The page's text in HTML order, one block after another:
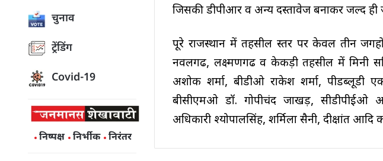
चुनाव
ट्रेंडिंग
Covid-19
निष्पक्ष निर्भीक निरंतर
जिसकी डीपीआर व अन्य दस्तावेज बनाकर जल्द
पूरे राजस्थान में तहसील स्तर पर केवल तीन
नवलगढ, लक्ष्मणगढ व केकड़ी तहसील में मिनी
अशोक शर्मा, बीडीओ राकेश शर्मा, पीडब्लूडी
बीसीएमओ डॉ. गोपीचंद जाखड़, सीडीपीईओ
अधिकारी श्योपालसिंह, शर्मिला सैनी, दीक्षांत आदि